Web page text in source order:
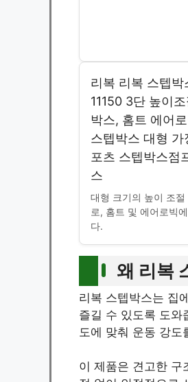
리복 리복 스텝박
11150 3단 높이
박스, 홈트 에어
스텝박스 대형 가
포츠 스텝박스점
스
대형 크기의 높이 조절
로, 홈트 및 에어로빅
다.
왜 리복
리복 스텝박스는 집
즐길 수 있도록 도와
도에 맞춰 운동 강도
이 제품은 견고한 구